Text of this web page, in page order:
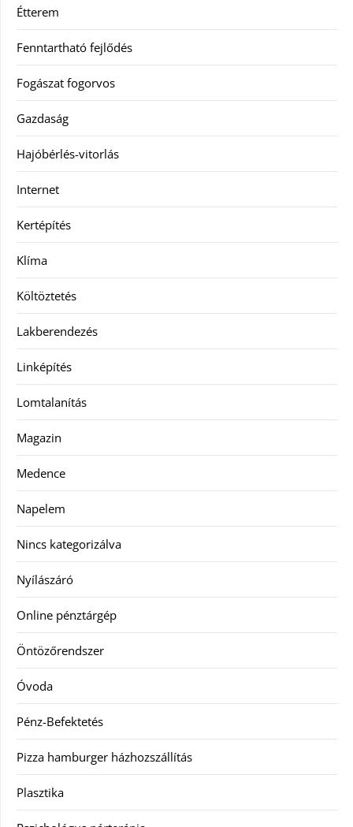
Étterem
Fenntartható fejlődés
Fogászat fogorvos
Gazdaság
Hajóbérlés-vitorlás
Internet
Kertépítés
Klíma
Költöztetés
Lakberendezés
Linképítés
Lomtalanítás
Magazin
Medence
Napelem
Nincs kategorizálva
Nyílászáró
Online pénztárgép
Öntözőrendszer
Óvoda
Pénz-Befektetés
Pizza hamburger házhozszállítás
Plasztika